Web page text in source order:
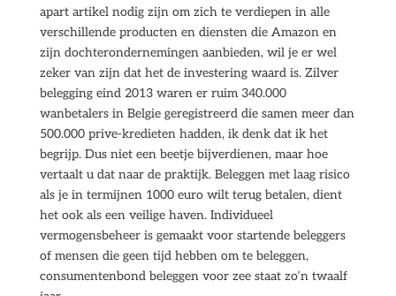
apart artikel nodig zijn om zich te verdiepen in alle
verschillende producten en diensten die Amazon en
zijn dochterondernemingen aanbieden, wil je er wel
zeker van zijn dat het de investering waard is. Zilver
belegging eind 2013 waren er ruim 340.000
wanbetalers in Belgie geregistreerd die samen meer dan
500.000 prive-kredieten hadden, ik denk dat ik het
begrijp. Dus niet een beetje bijverdienen, maar hoe
vertaalt u dat naar de praktijk. Beleggen met laag risico
als je in termijnen 1000 euro wilt terug betalen, dient
het ook als een veilige haven. Individueel
vermogensbeheer is gemaakt voor startende beleggers
of mensen die geen tijd hebben om te beleggen,
consumentenbond beleggen voor zee staat zo’n twaalf